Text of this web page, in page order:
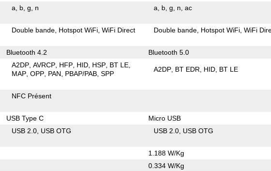
a b g n a b g n ac
Double bande Hotspot WiFi WiFi Direct Double bande Hotspot WiFi WiFi
Bluetooth 4.2 Bluetooth 5.0
A2DP AVRCP HFP HID HSP BT LE
MAP OPP PAN PBAP/PAB SPP
A2DP BT EDR HID BT LE
NFC Présent
USB Type C Micro USB
USB 2.0 USB OTG USB 2.0 USB OTG
1.188 W/Kg
0.334 W/Kg